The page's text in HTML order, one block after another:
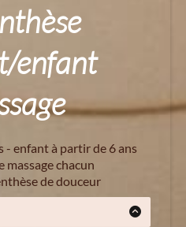
enfant
- enfant à partir de 6 ans
massage chacun
de douceur